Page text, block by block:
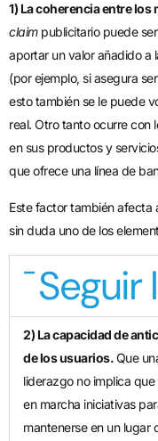
1) La coherencia entre
claimpublicitario puede
aportar un valor añadido a
(por ejemplo, si asegura
esto también se le puede
real. Otro tanto ocurre con
en sus productos y
que ofrece una línea de
Este factor también afecta
sin duda uno de los
Seguir
2) La capacidad de
de los usuarios.Que
liderazgo no implica
en marcha iniciativas
mantenerse en un lugar